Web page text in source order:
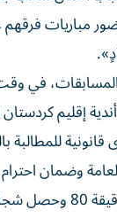
مباريات
ملعب محايد تحدده
إقليم كردستان
وضمان
يذكر أن جماهير فريقي